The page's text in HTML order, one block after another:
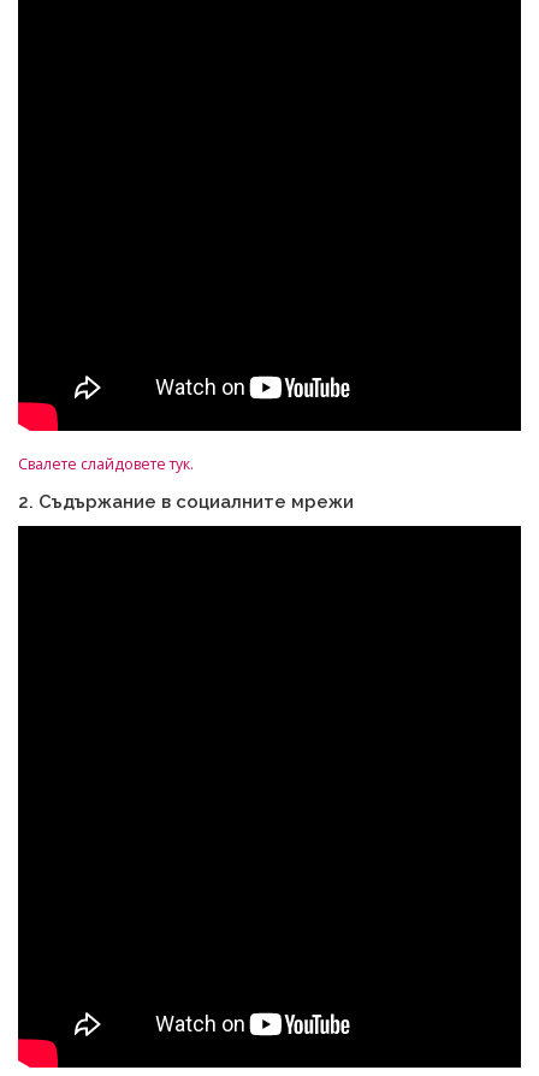
Свалете слайдовете тук.
2. Съдържание в социалните мрежи